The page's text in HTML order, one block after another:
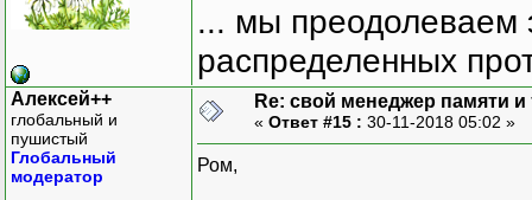
... мы преодолеваем
распределенных
Алексей++
глобальный и
пушистый
Глобальный
модератор
Re: свой менеджер памяти
« Ответ #15 : 30-11-2018 05:02 »
Ром,